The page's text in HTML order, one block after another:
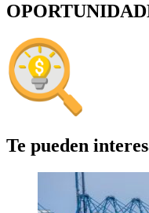
Te pueden